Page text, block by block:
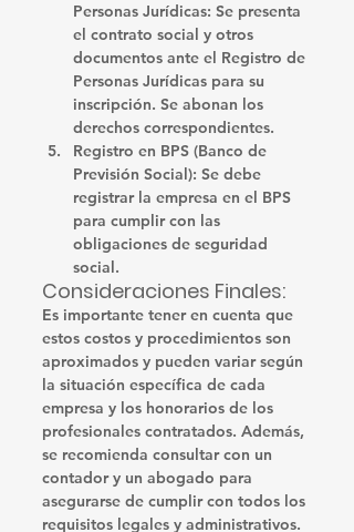
Personas Jurídicas: Se presenta
el contrato social y otros
documentos ante el Registro de
Personas Jurídicas para su
inscripción. Se abonan los
derechos correspondientes.
Registro en BPS (Banco de
Previsión Social): Se debe
registrar la empresa en el BPS
para cumplir con las
obligaciones de seguridad
social.
Consideraciones Finales:
Es importante tener en cuenta que
estos costos y procedimientos son
aproximados y pueden variar según
la situación específica de cada
empresa y los honorarios de los
profesionales contratados. Además,
se recomienda consultar con un
contador y un abogado para
asegurarse de cumplir con todos los
requisitos legales y administrativos.